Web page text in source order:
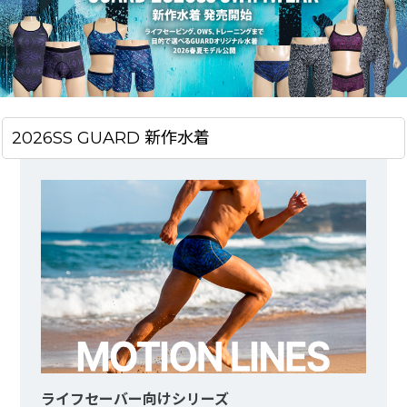
2026SS GUARD 新作水着
ライフセーバー向けシリーズ